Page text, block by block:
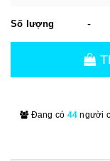
Số lượng -
Đang có 44 người